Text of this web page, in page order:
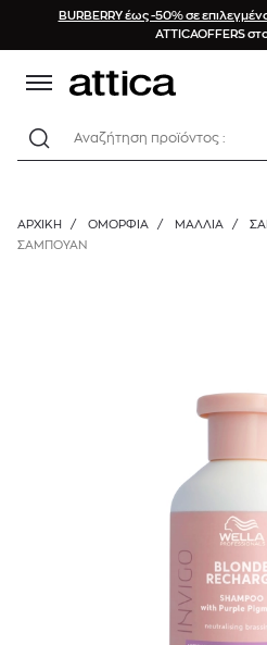
BURBERRY έως -50% σε
ATTICAOFFERS
Αναζήτηση προϊόντος :
ΑΡΧΙΚΉ / ΟΜΟΡΦΙΑ / ΜΑΛΛΙΑ /
ΣΑΜΠΟΥΑΝ